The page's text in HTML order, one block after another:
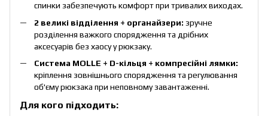
спинки забезпечують комфорт при тривалих виходах.
2 великі відділення + органайзери: зручне
розділення важкого спорядження та дрібних
аксесуарів без хаосу у рюкзаку.
Система MOLLE + D-кільця + компресійні лямки:
кріплення зовнішнього спорядження та регулювання
об'єму рюкзака при неповному завантаженні.
Для кого підходить: